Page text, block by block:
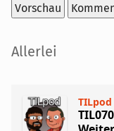
Seitenleiste
Allerlei